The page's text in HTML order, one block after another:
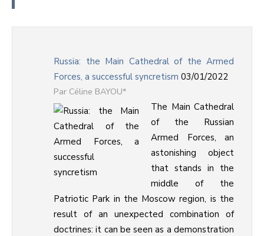
Russia: the Main Cathedral of the Armed
Forces, a successful syncretism 03/01/2022
Céline BAYOU*
The Main Cathedral
of the Russian
Armed Forces, an
astonishing object
that stands in the
middle of the
Patriotic Park in the Moscow region, is the
result of an unexpected combination of
doctrines: it can be seen as a demonstration